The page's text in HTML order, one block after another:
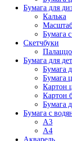
Бумага для
Калька
Бумага
Скетчбуки
Палаццо
Бумага для
Бумага
Бумага
Картон
Картон
Бумага
Бумага с
А3
А4
Акварель